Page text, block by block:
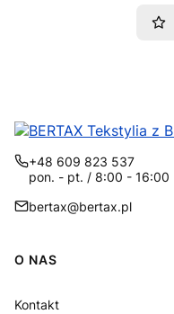
+48 609 823 537
pon. - pt. / 8:00 - 16:00
bertax@bertax.pl
Linki w stopce
O NAS
Kontakt